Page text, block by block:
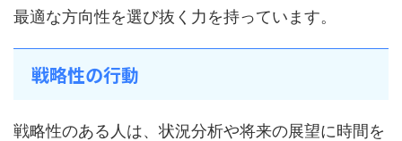
最適な方向性を選び抜く力を持っています。
戦略性の行動
戦略性のある人は、状況分析や将来の展望に時間を